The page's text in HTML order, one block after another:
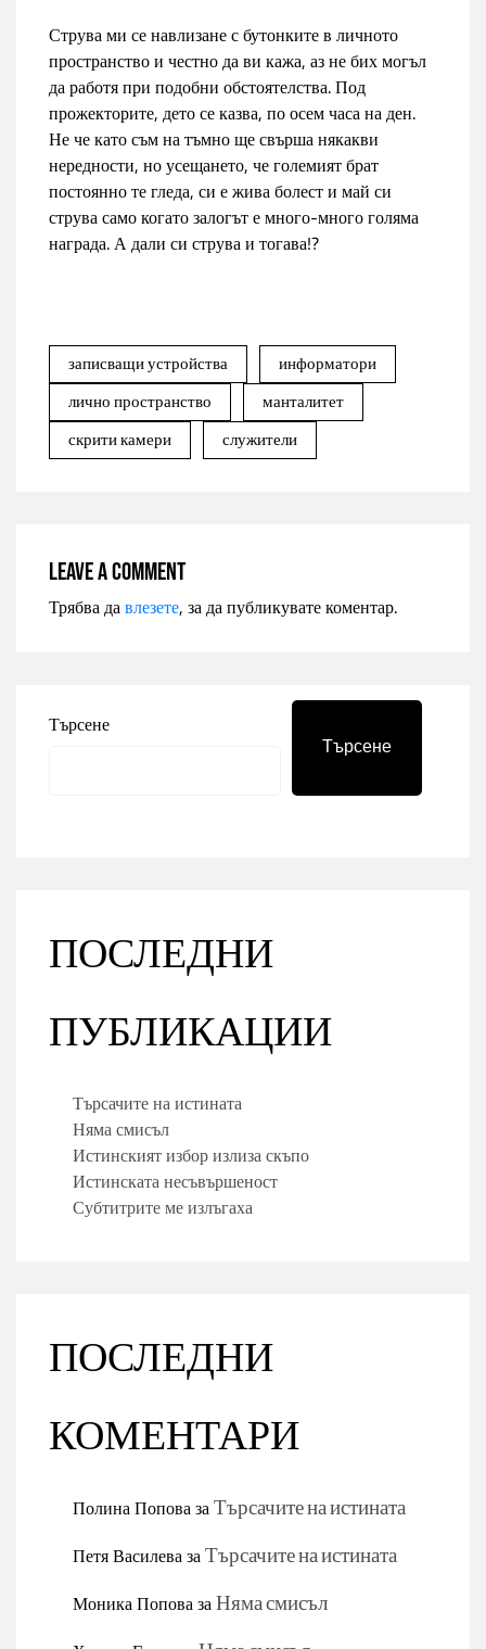
Струва ми се навлизане с бутонките в личното
пространство и честно да ви кажа, аз не бих могъл
да работя при подобни обстоятелства. Под
прожекторите, дето се казва, по осем часа на ден.
Не че като съм на тъмно ще свърша някакви
нередности, но усещането, че големият брат
постоянно те гледа, си е жива болест и май си
струва само когато залогът е много-много голяма
награда. А дали си струва и тогава!?
записващи устройства
информатори
лично пространство
манталитет
скрити камери
служители
Leave a comment
Трябва давлезете, за да публикувате коментар.
Търсене
Търсене
ПОСЛЕДНИ
ПУБЛИКАЦИИ
Търсачите на истината
Няма смисъл
Истинският избор излиза скъпо
Истинската несъвършеност
Субтитрите ме излъгаха
ПОСЛЕДНИ
КОМЕНТАРИ
Полина ПоповазаТърсачите на истината
Петя ВасилевазаТърсачите на истината
Моника ПоповазаНяма смисъл